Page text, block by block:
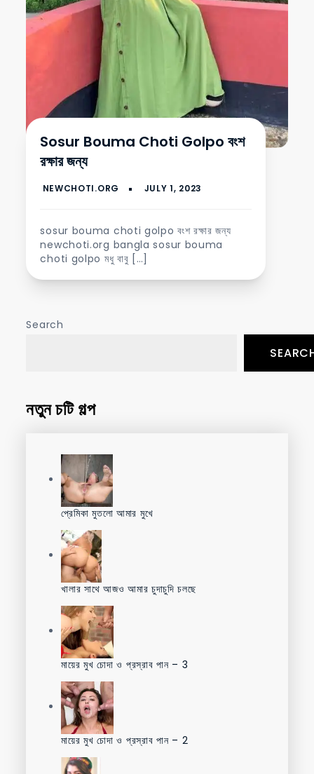
Sosur Bouma Choti Golpo বংশ
রক্ষার জন্য
sosur bouma choti golpo বংশ রক্ষার জন্য
newchoti.org bangla sosur bouma
choti golpo মধু বাবু […]
Search
নতুন চটি গল্প
প্রেমিকা মুতলো আমার মুখে
খালার সাথে আজও আমার চুদাচুদি চলছে
মায়ের মুখ চোদা ও প্রস্রাব পান – 3
মায়ের মুখ চোদা ও প্রস্রাব পান – 2